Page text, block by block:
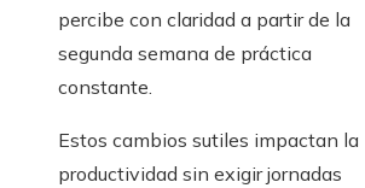
percibe con claridad a partir de la
segunda semana de práctica
constante.
Estos cambios sutiles impactan la
productividad sin exigir jornadas